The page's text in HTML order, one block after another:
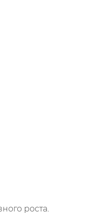
роста.